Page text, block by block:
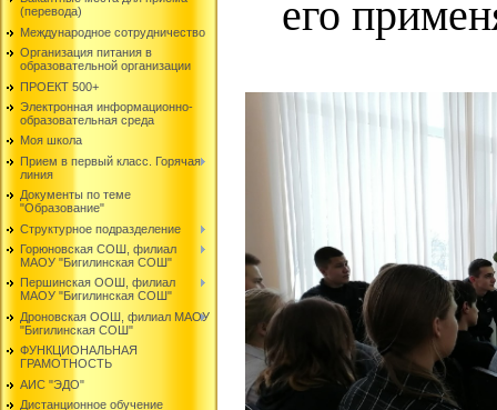
(перевода)
Международное сотрудничество
Организация питания в
образовательной организации
ПРОЕКТ 500+
Электронная информационно-
образовательная среда
Моя школа
Прием в первый класс. Горячая
линия
Документы по теме
"Образование"
Структурное подразделение
Горюновская СОШ, филиал
МАОУ "Бигилинская СОШ"
Першинская ООШ, филиал
МАОУ "Бигилинская СОШ"
Дроновская ООШ, филиал МАОУ
"Бигилинская СОШ"
ФУНКЦИОНАЛЬНАЯ
ГРАМОТНОСТЬ
АИС "ЭДО"
Дистанционное обучение
его